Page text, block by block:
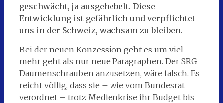
geschwächt, ja ausgehebelt. Diese
Entwicklung ist gefährlich und verpflichtet
uns in der Schweiz, wachsam zu bleiben.
Bei der neuen Konzession geht es um viel
mehr geht als nur neue Paragraphen. Der SRG
Daumenschrauben anzusetzen, wäre falsch. Es
reicht völlig, dass sie – wie vom Bundesrat
verordnet – trotz Medienkrise ihr Budget bis